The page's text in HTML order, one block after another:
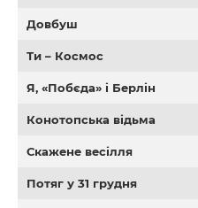
Довбуш
Ти – Космос
Я, «Побєда» і Берлін
Конотопська відьма
Скажене весілля
Потяг у 31 грудня